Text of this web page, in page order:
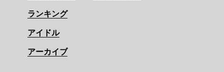
ランキング
アイドル
アーカイブ